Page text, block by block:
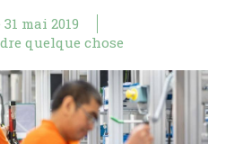
31 mai 2019
quelque chose